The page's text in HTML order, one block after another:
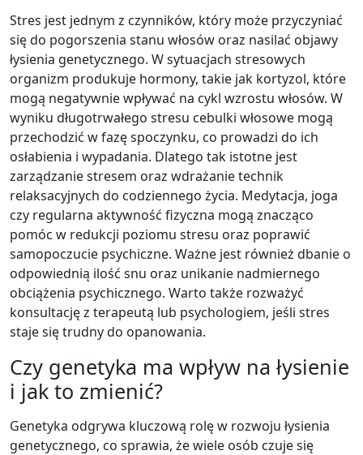
Stres jest jednym z czynników, który może przyczyniać
się do pogorszenia stanu włosów oraz nasilać objawy
łysienia genetycznego. W sytuacjach stresowych
organizm produkuje hormony, takie jak kortyzol, które
mogą negatywnie wpływać na cykl wzrostu włosów. W
wyniku długotrwałego stresu cebulki włosowe mogą
przechodzić w fazę spoczynku, co prowadzi do ich
osłabienia i wypadania. Dlatego tak istotne jest
zarządzanie stresem oraz wdrażanie technik
relaksacyjnych do codziennego życia. Medytacja, joga
czy regularna aktywność fizyczna mogą znacząco
pomóc w redukcji poziomu stresu oraz poprawić
samopoczucie psychiczne. Ważne jest również dbanie o
odpowiednią ilość snu oraz unikanie nadmiernego
obciążenia psychicznego. Warto także rozważyć
konsultację z terapeutą lub psychologiem, jeśli stres
staje się trudny do opanowania.
Czy genetyka ma wpływ na łysienie
i jak to zmienić?
Genetyka odgrywa kluczową rolę w rozwoju łysienia
genetycznego, co sprawia, że wiele osób czuje się